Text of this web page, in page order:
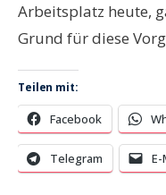
Arbeitsplatz heute,
Grund für diese
Teilen mit:
Facebook
Telegram E-